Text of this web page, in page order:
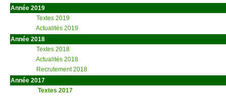
Année 2019
Textes 2019
Actualités 2019
Année 2018
Textes 2018
Actualités 2018
Recrutement 2018
Année 2017
Textes 2017